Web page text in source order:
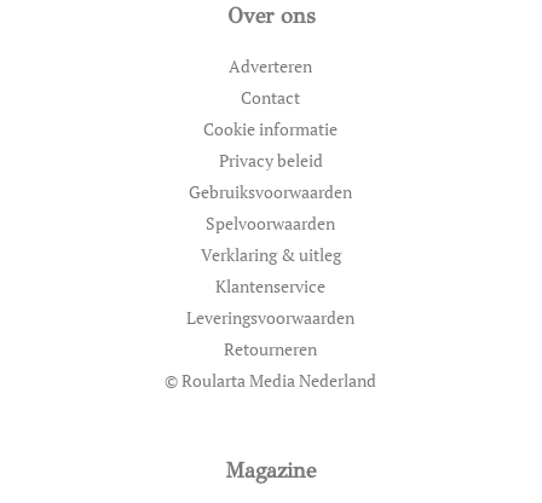
Over ons
Adverteren
Contact
Cookie informatie
Privacy beleid
Gebruiksvoorwaarden
Spelvoorwaarden
Verklaring & uitleg
Klantenservice
Leveringsvoorwaarden
Retourneren
© Roularta Media Nederland
Magazine